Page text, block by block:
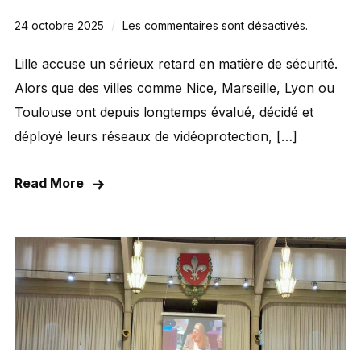
24 octobre 2025 Les commentaires sont désactivés.
Lille accuse un sérieux retard en matière de sécurité.
Alors que des villes comme Nice, Marseille, Lyon ou
Toulouse ont depuis longtemps évalué, décidé et
déployé leurs réseaux de vidéoprotection, […]
Read More